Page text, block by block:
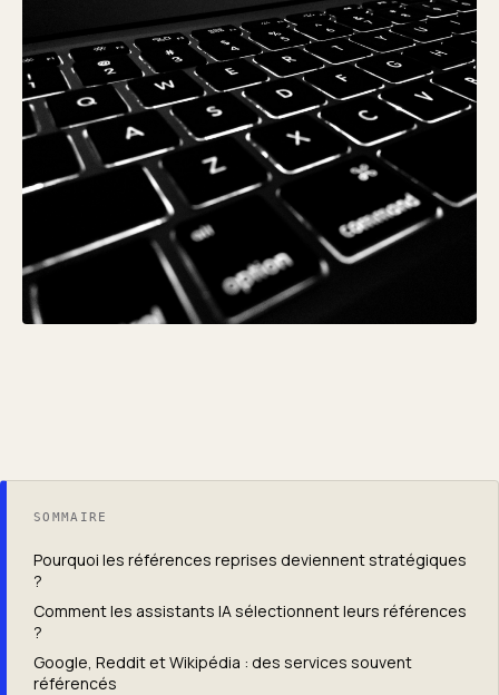
SOMMAIRE
Pourquoi les références reprises deviennent stratégiques
?
Comment les assistants IA sélectionnent leurs références
?
Google, Reddit et Wikipédia : des services souvent
référencés